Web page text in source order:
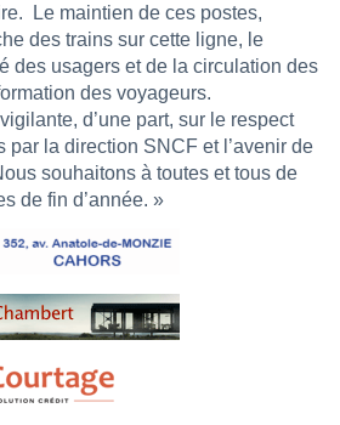
Le maintien de ces postes,
des trains sur cette ligne, le
des usagers et de la circulation des
des voyageurs.
d’une part, sur le respect
par la direction SNCF et l’avenir de
souhaitons à toutes et tous de
de fin d’année. »